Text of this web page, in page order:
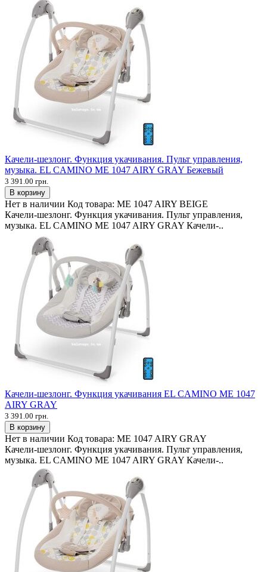
Качели-шезлонг. Функция укачивания. Пульт управления,
музыка. EL CAMINO ME 1047 AIRY GRAY Бежевый
3 391.00 грн.
В корзину
Нет в наличии Код товара: ME 1047 AIRY BEIGE
Качели-шезлонг. Функция укачивания. Пульт управления,
музыка. EL CAMINO ME 1047 AIRY GRAY Качели-..
Качели-шезлонг. Функция укачивания EL CAMINO ME 1047
AIRY GRAY
3 391.00 грн.
В корзину
Нет в наличии Код товара: ME 1047 AIRY GRAY
Качели-шезлонг. Функция укачивания. Пульт управления,
музыка. EL CAMINO ME 1047 AIRY GRAY Качели-..